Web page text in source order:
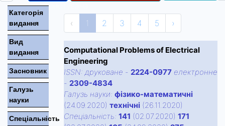
Довідка користувача
Контакти
Категорiя
видання
Вид
видання
Засновник
Галузь
науки
Спецiальнiсть
‹ 1 2 3 4 5 ›
Computational Problems of Electrical
Engineering
ISSN: друковане - 2224-0977 електронне
- 2309-4834
Галузь науки: фізико-математичні
(24.09.2020) технічні (26.11.2020)
Спецiальнiсть: 141 (02.07.2020) 171